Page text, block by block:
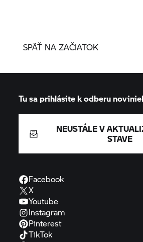
SPÄŤ NA ZAČIATOK
Tu sa prihlásite k odberu
NEUSTÁLE V
STAVE
Facebook
X
Youtube
Instagram
Pinterest
TikTok